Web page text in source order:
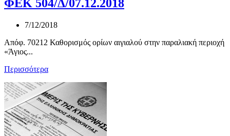
ΦΕΚ 504/Δ/07.12.2018
7/12/2018
Απόφ. 70212 Καθορισμός ορίων αιγιαλού στην παραλιακή περιοχή
«Άγιος...
Περισσότερα